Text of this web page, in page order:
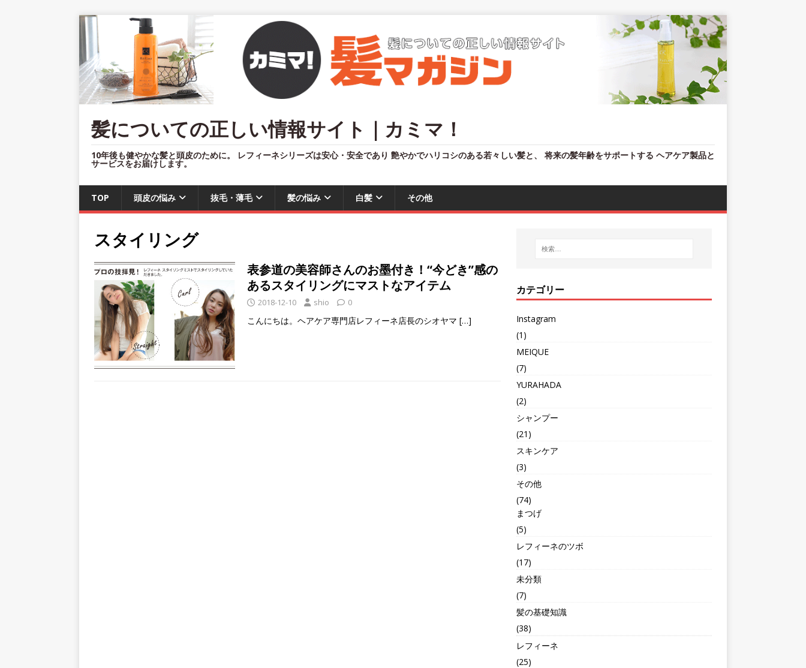
髪についての正しい情報サイト｜カミマ！
10年後も健やかな髪と頭皮のために。 レフィーネシリーズは安心・安全であり 艶やかでハリコシのある若々しい髪と、 将来の髪年齢をサポートする ヘアケア製品と
サービスをお届けします。
TOP 頭皮の悩み 抜毛・薄毛 髪の悩み 白髪 その他
スタイリング
表参道の美容師さんのお墨付き！“今どき”感の
あるスタイリングにマストなアイテム
2018-12-10 shio 0
こんにちは。ヘアケア専門店レフィーネ店長のシオヤマ […]
カテゴリー
Instagram
(1)
MEIQUE
(7)
YURAHADA
(2)
シャンプー
(21)
スキンケア
(3)
その他
(74)
まつげ
(5)
レフィーネのツボ
(17)
未分類
(7)
髪の基礎知識
(38)
レフィーネ
(25)